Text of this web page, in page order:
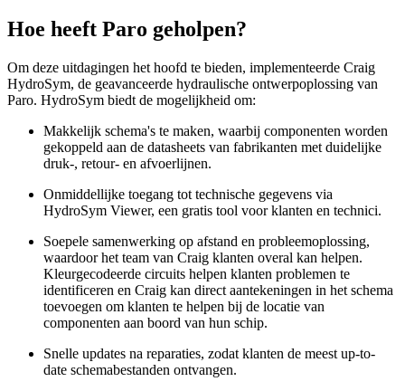
Hoe heeft Paro geholpen?
Om deze uitdagingen het hoofd te bieden, implementeerde Craig
HydroSym, de geavanceerde hydraulische ontwerpoplossing van
Paro. HydroSym biedt de mogelijkheid om:
Makkelijk schema's te maken, waarbij componenten worden
gekoppeld aan de datasheets van fabrikanten met duidelijke
druk-, retour- en afvoerlijnen.
Onmiddellijke toegang tot technische gegevens via
HydroSym Viewer, een gratis tool voor klanten en technici.
Soepele samenwerking op afstand en probleemoplossing,
waardoor het team van Craig klanten overal kan helpen.
Kleurgecodeerde circuits helpen klanten problemen te
identificeren en Craig kan direct aantekeningen in het schema
toevoegen om klanten te helpen bij de locatie van
componenten aan boord van hun schip.
Snelle updates na reparaties, zodat klanten de meest up-to-
date schemabestanden ontvangen.